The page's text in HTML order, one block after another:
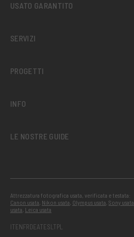
USATO GARANTITO
SERVIZI
PROGETTI
INFO
LE NOSTRE GUIDE
Attrezzatura fotografica usata, verificata e testata:
Canon usata, Nikon usata, Olympus usata, Sony usata
usata, Leica usata
ITENFRDEATESLTPL